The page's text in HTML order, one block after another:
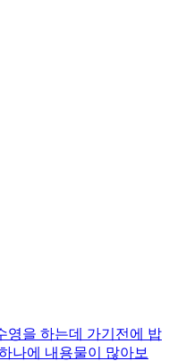
영을 하는데 가기전에 밥
나에 내용물이 많아보